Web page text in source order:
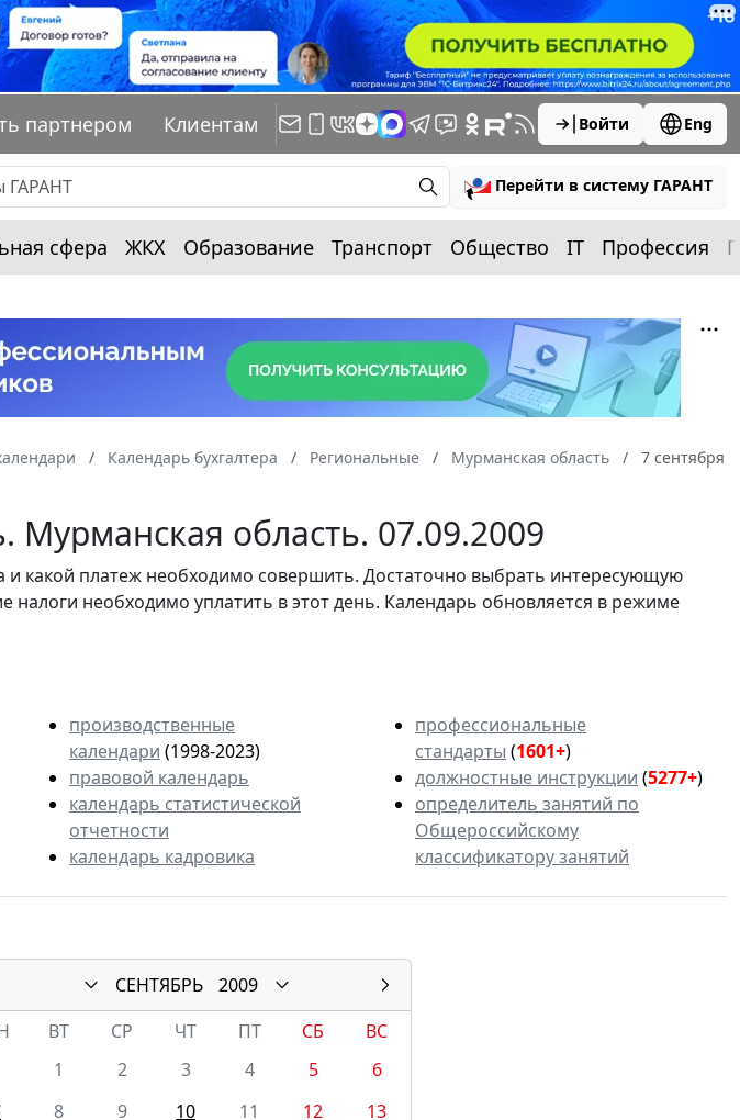
партнером Клиентам Войти Eng
Перейти в систему ГАРАНТ
сфера ЖКХ Образование Транспорт Общество IT Профессия
Календарь бухгалтера Региональные Мурманская область
7 сентября
Мурманская область. 07.09.2009
и какой платеж необходимо совершить. Достаточно выбрать интересующую
налоги необходимо уплатить в этот день. Календарь обновляется в режиме
производственные
календари (1998-2023)
правовой календарь
календарь статистической
отчетности
календарь кадровика
профессиональные
стандарты (1601+)
должностные инструкции (5277+)
определитель занятий по
Общероссийскому
классификатору занятий
СЕНТЯБРЬ
2009
ВТ СР ЧТ ПТ СБ
ВС
1
2 3 4 5
6
8 9 10 11 12
13